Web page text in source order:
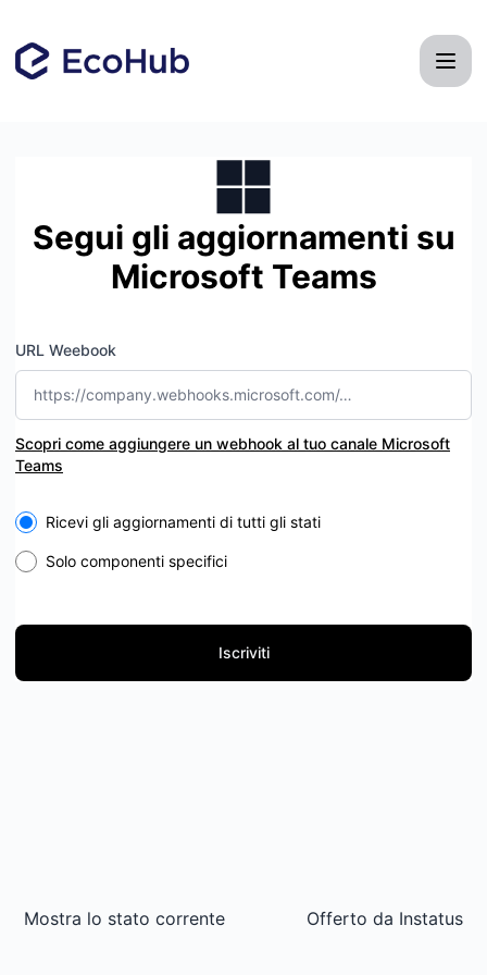
Segui gli aggiornamenti su
Microsoft Teams
URL Weebook
Scopri come aggiungere un webhook al tuo canale Microsoft
Teams
Select the components you want to receive updates for
Ricevi gli aggiornamenti di tutti gli stati
Solo componenti specifici
Iscriviti
Mostra lo stato corrente Offerto da Instatus